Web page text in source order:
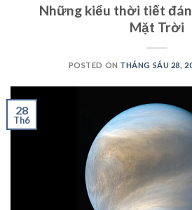
Những kiểu thời tiết
Mặt Trời
POSTED ON THÁNG SÁU 28,
28
Th6